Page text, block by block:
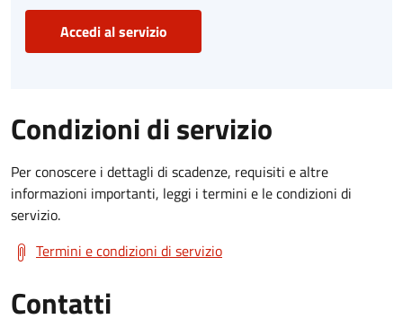
Accedi al servizio
Condizioni di servizio
Per conoscere i dettagli di scadenze, requisiti e altre
informazioni importanti, leggi i termini e le condizioni di
servizio.
Termini e condizioni di servizio
Contatti